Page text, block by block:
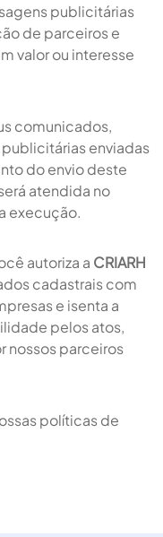
publicitárias
de parceiros e
valor ou interesse
comunicados,
enviadas
do envio deste
atendida no
execução.
autoriza a CRIARH
cadastrais com
e isenta a
pelos atos,
nossos parceiros
políticas de